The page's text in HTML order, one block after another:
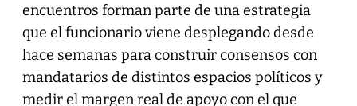
encuentros forman parte de una estrategia
que el funcionario viene desplegando desde
hace semanas para construir consensos con
mandatarios de distintos espacios políticos y
medir el margen real de apoyo con el que